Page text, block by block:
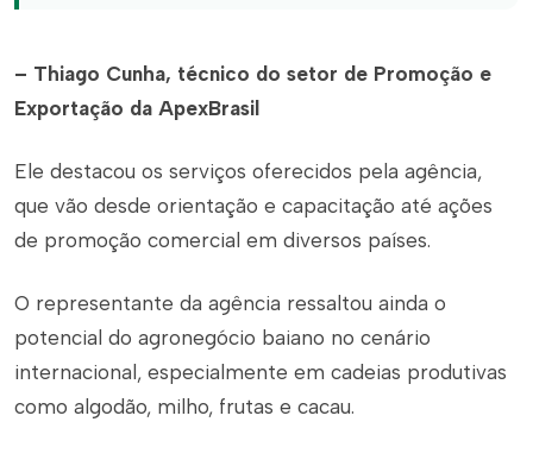
– Thiago Cunha, técnico do setor de Promoção e
Exportação da ApexBrasil
Ele destacou os serviços oferecidos pela agência,
que vão desde orientação e capacitação até ações
de promoção comercial em diversos países.
O representante da agência ressaltou ainda o
potencial do agronegócio baiano no cenário
internacional, especialmente em cadeias produtivas
como algodão, milho, frutas e cacau.